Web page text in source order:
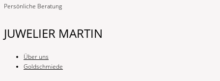
Persönliche Beratung
JUWELIER MARTIN
Über uns
Goldschmiede